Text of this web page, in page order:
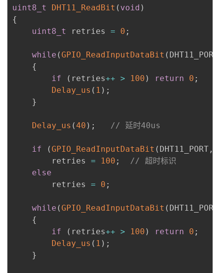
uint8_t
DHT11_ReadBit ( void )
{
uint8_t
retries = 0 ;
while (GPIO_ReadInputDataBit ( DHT11_PORT
{
if
( retries++ > 100 ) return 0 ;
Delay_us ( 1 ) ;
}
Delay_us (40 ) ; // 延时40us
if (GPIO_ReadInputDataBit ( DHT11_PORT ,
        retries
= 100 ;
// 超时标识
else
        retries
= 0 ;
while (GPIO_ReadInputDataBit ( DHT11_PORT
{
if
( retries++ > 100 ) return 0 ;
Delay_us ( 1 ) ;
}